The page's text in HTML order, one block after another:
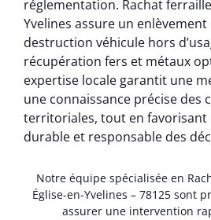
réglementation. Rachat
Yvelines assure un
destruction véhicule hors
récupération fers et métaux
expertise locale garantit une
une connaissance précise des
territoriales, tout en favorisant
durable et responsable des
Notre équipe spécialisée en
Église-en-Yvelines – 78125 sont
assurer une intervention